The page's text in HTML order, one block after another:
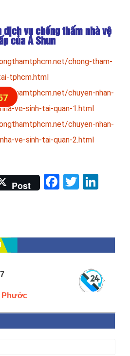
dịch vụ chống thấm nhà vệ
của A Shun
chong-tham-
tphcm.html
chuyen-nhan-
ve-sinh-tai-quan-1.html
chuyen-nhan-
ve-sinh-tai-quan-2.html
Post Facebook
Twitter
Phước